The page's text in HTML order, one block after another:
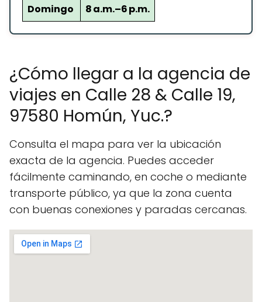
Domingo
8 a.m.–6 p.m.
¿Cómo llegar a la agencia de
viajes en Calle 28 & Calle 19,
97580 Homún, Yuc.?
Consulta el mapa para ver la ubicación
exacta de la agencia. Puedes acceder
fácilmente caminando, en coche o mediante
transporte público, ya que la zona cuenta
con buenas conexiones y paradas cercanas.